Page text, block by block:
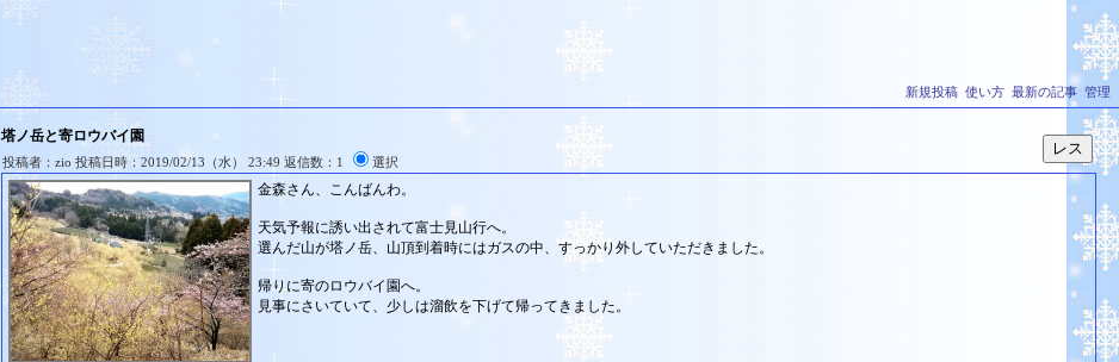
新規投稿 使い方 最新の記事 管理
塔ノ岳と寄ロウバイ園
投稿者：zio 投稿日時：2019/02/13（水） 23:49 返信数：1 選択
金森さん、こんばんわ。
天気予報に誘い出されて富士見山行へ。
選んだ山が塔ノ岳、山頂到着時にはガスの中、すっかり外していただきました。
帰りに寄のロウバイ園へ。
見事にさいていて、少しは溜飲を下げて帰ってきました。